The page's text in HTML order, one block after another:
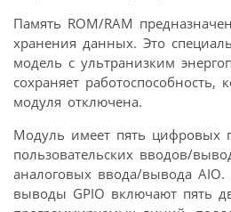
Память ROM/RAM
хранения данных. Это
модель с ультранизким
сохраняет работоспособность,
модуля отключена.
Модуль имеет пять цифровых
пользовательских вводов/
аналоговых ввода/вывода
выводы GPIO включают пять